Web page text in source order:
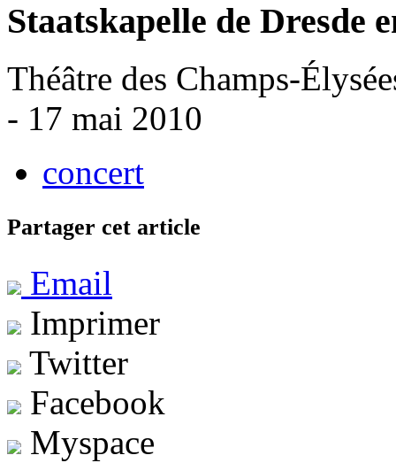
Staatskapelle de Dresde
Théâtre des Champs-
- 17 mai 2010
concert
Partager cet article
Email
Imprimer
Twitter
Facebook
Myspace